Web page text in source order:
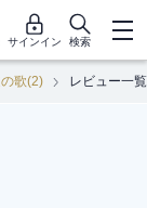
サインイン 検索
歌(2) レビュー一覧